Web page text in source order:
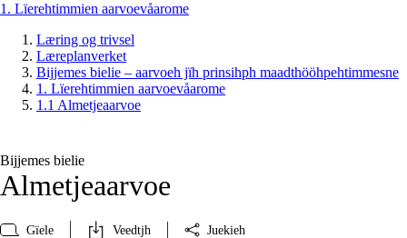
1. Lïerehtimmien aarvoevåarome
Læring og trivsel
Læreplanverket
Bijjemes bielie – aarvoeh jïh prinsihph maadthööhpehtimmesne
1. Lïerehtimmien aarvoevåarome
1.1 Almetjeaarvoe
Bijjemes bielie
Almetjeaarvoe
Gïele Veedtjh Juekieh